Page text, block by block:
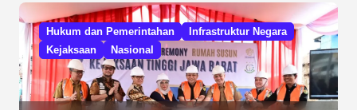
Hukum dan Pemerintahan
Infrastruktur Negara
Kejaksaan
Nasional